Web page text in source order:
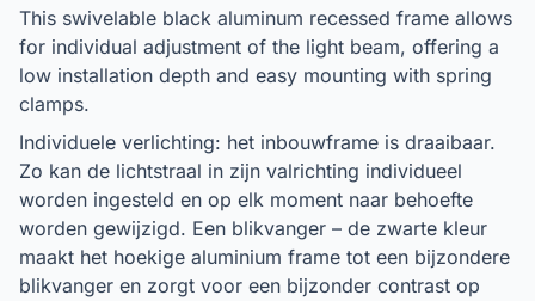
This swivelable black aluminum recessed frame allows
for individual adjustment of the light beam, offering a
low installation depth and easy mounting with spring
clamps.
Individuele verlichting: het inbouwframe is draaibaar.
Zo kan de lichtstraal in zijn valrichting individueel
worden ingesteld en op elk moment naar behoefte
worden gewijzigd. Een blikvanger – de zwarte kleur
maakt het hoekige aluminium frame tot een bijzondere
blikvanger en zorgt voor een bijzonder contrast op